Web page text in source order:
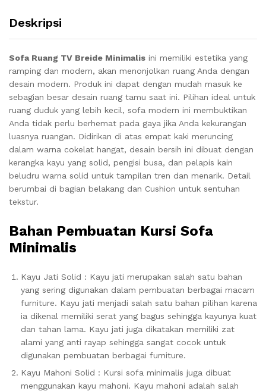
Deskripsi
Sofa Ruang TV Breide Minimalis ini memiliki estetika yang
ramping dan modern, akan menonjolkan ruang Anda dengan
desain modern. Produk ini dapat dengan mudah masuk ke
sebagian besar desain ruang tamu saat ini. Pilihan ideal untuk
ruang duduk yang lebih kecil, sofa modern ini membuktikan
Anda tidak perlu berhemat pada gaya jika Anda kekurangan
luasnya ruangan. Didirikan di atas empat kaki meruncing
dalam warna cokelat hangat, desain bersih ini dibuat dengan
kerangka kayu yang solid, pengisi busa, dan pelapis kain
beludru warna solid untuk tampilan tren dan menarik. Detail
berumbai di bagian belakang dan Cushion untuk sentuhan
tekstur.
Bahan Pembuatan Kursi Sofa
Minimalis
Kayu Jati Solid : Kayu jati merupakan salah satu bahan
yang sering digunakan dalam pembuatan berbagai macam
furniture. Kayu jati menjadi salah satu bahan pilihan karena
ia dikenal memiliki serat yang bagus sehingga kayunya kuat
dan tahan lama. Kayu jati juga dikatakan memiliki zat
alami yang anti rayap sehingga sangat cocok untuk
digunakan pembuatan berbagai furniture.
Kayu Mahoni Solid : Kursi sofa minimalis juga dibuat
menggunakan kayu mahoni. Kayu mahoni adalah salah